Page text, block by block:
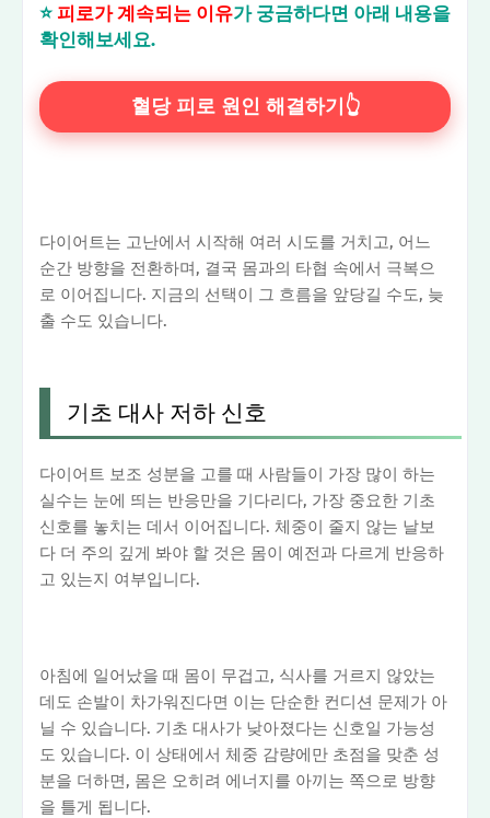
⭐ 피로가 계속되는 이유가 궁금하다면 아래 내용을
확인해보세요.
혈당 피로 원인 해결하기👆
다이어트는 고난에서 시작해 여러 시도를 거치고, 어느
순간 방향을 전환하며, 결국 몸과의 타협 속에서 극복으
로 이어집니다. 지금의 선택이 그 흐름을 앞당길 수도, 늦
출 수도 있습니다.
기초 대사 저하 신호
다이어트 보조 성분을 고를 때 사람들이 가장 많이 하는
실수는 눈에 띄는 반응만을 기다리다, 가장 중요한 기초
신호를 놓치는 데서 이어집니다. 체중이 줄지 않는 날보
다 더 주의 깊게 봐야 할 것은 몸이 예전과 다르게 반응하
고 있는지 여부입니다.
아침에 일어났을 때 몸이 무겁고, 식사를 거르지 않았는
데도 손발이 차가워진다면 이는 단순한 컨디션 문제가 아
닐 수 있습니다. 기초 대사가 낮아졌다는 신호일 가능성
도 있습니다. 이 상태에서 체중 감량에만 초점을 맞춘 성
분을 더하면, 몸은 오히려 에너지를 아끼는 쪽으로 방향
을 틀게 됩니다.